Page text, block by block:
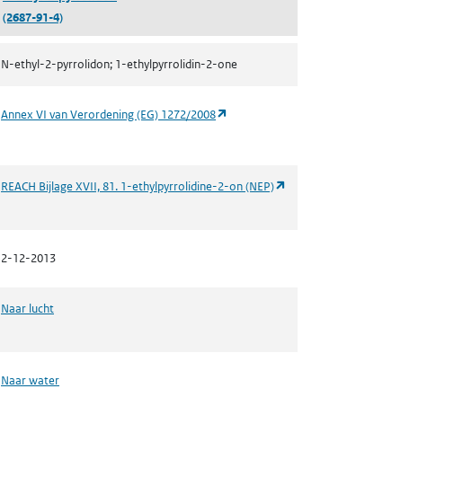
(2687-91-4)
N-ethyl-2-pyrrolidon; 1-ethylpyrrolidin-2-one
Annex VI van Verordening (EG) 1272/2008
REACH Bijlage XVII, 81. 1-ethylpyrrolidine-2-on (NEP)
2-12-2013
Naar lucht
Naar water